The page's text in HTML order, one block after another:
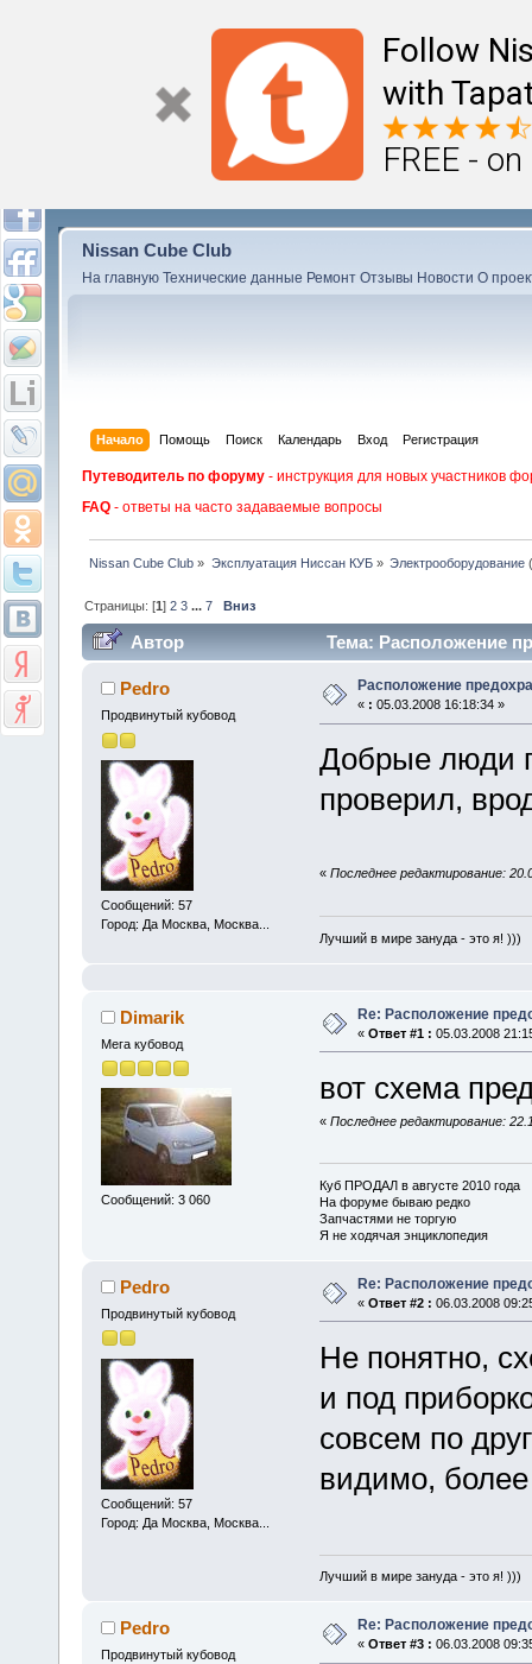
Follow
with
FREE -
Nissan Cube Club
На главную Технические данные Ремонт Отзывы Новости О
Начало Помощь Поиск Календарь Вход Регистрация
Путеводитель по форуму - инструкция для новых участников
FAQ - ответы на часто задаваемые вопросы
Nissan Cube Club » Эксплуатация Ниссан КУБ» Электрооборудование
Страницы: [1]2 3 ...7 Вниз
Автор Тема: Расположение
Pedro
Продвинутый кубовод
Сообщений: 57
Город: Да Москва, Москва...
Расположение
« : 05.03.2008 16:18:34 »
Добрые люди
проверил,
« Последнее редактирование:
Лучший в мире зануда - это я! )))
Dimarik
Мега кубовод
Сообщений: 3 060
Re: Расположение
« Ответ #1 : 05.03.2008
вот схема
« Последнее редактирование:
Куб ПРОДАЛ в августе 2010 года
На форуме бываю редко
Запчастями не торгую
Я не ходячая энциклопедия
Pedro
Продвинутый кубовод
Сообщений: 57
Город: Да Москва, Москва...
Re: Расположение
« Ответ #2 : 06.03.2008
Не понятно,
и под
совсем по
видимо, более
Лучший в мире зануда - это я! )))
Pedro
Продвинутый кубовод
Re: Расположение
« Ответ #3 : 06.03.2008